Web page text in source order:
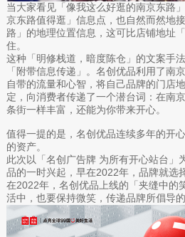
当大家看见「像我这么好逛的南京东路
京东路值得逛」信息点，也自然而然地
路」的地理位置信息，这可比店铺地址
住。
这种「明修栈道，暗度陈仓」的文案手
「附带信息传递」。名创优品利用了南
自带的流量和心智，将自己品牌的门店
定，向消费者传递了一个潜台词：在南
条街一样丰富，还能为你带来开心。
值得一提的是，名创优品连续多年的开
的资产。
此次以「名创广告牌 为所有开心站台」
品的一时兴起，早在2022年，品牌就选
在2022年，名创优品上线的「夹缝中的
活中，也要保持微笑，传递品牌所倡导的